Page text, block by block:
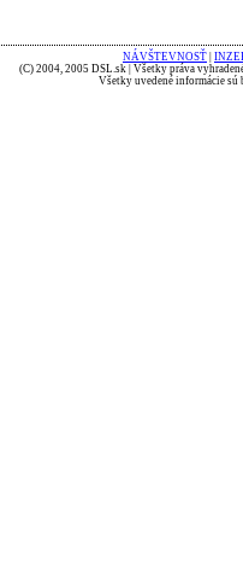
NÁVŠTEVNOSŤ
(C) 2004, 2005 DSL.sk | Všetky práva
Všetky uvedené informácie sú